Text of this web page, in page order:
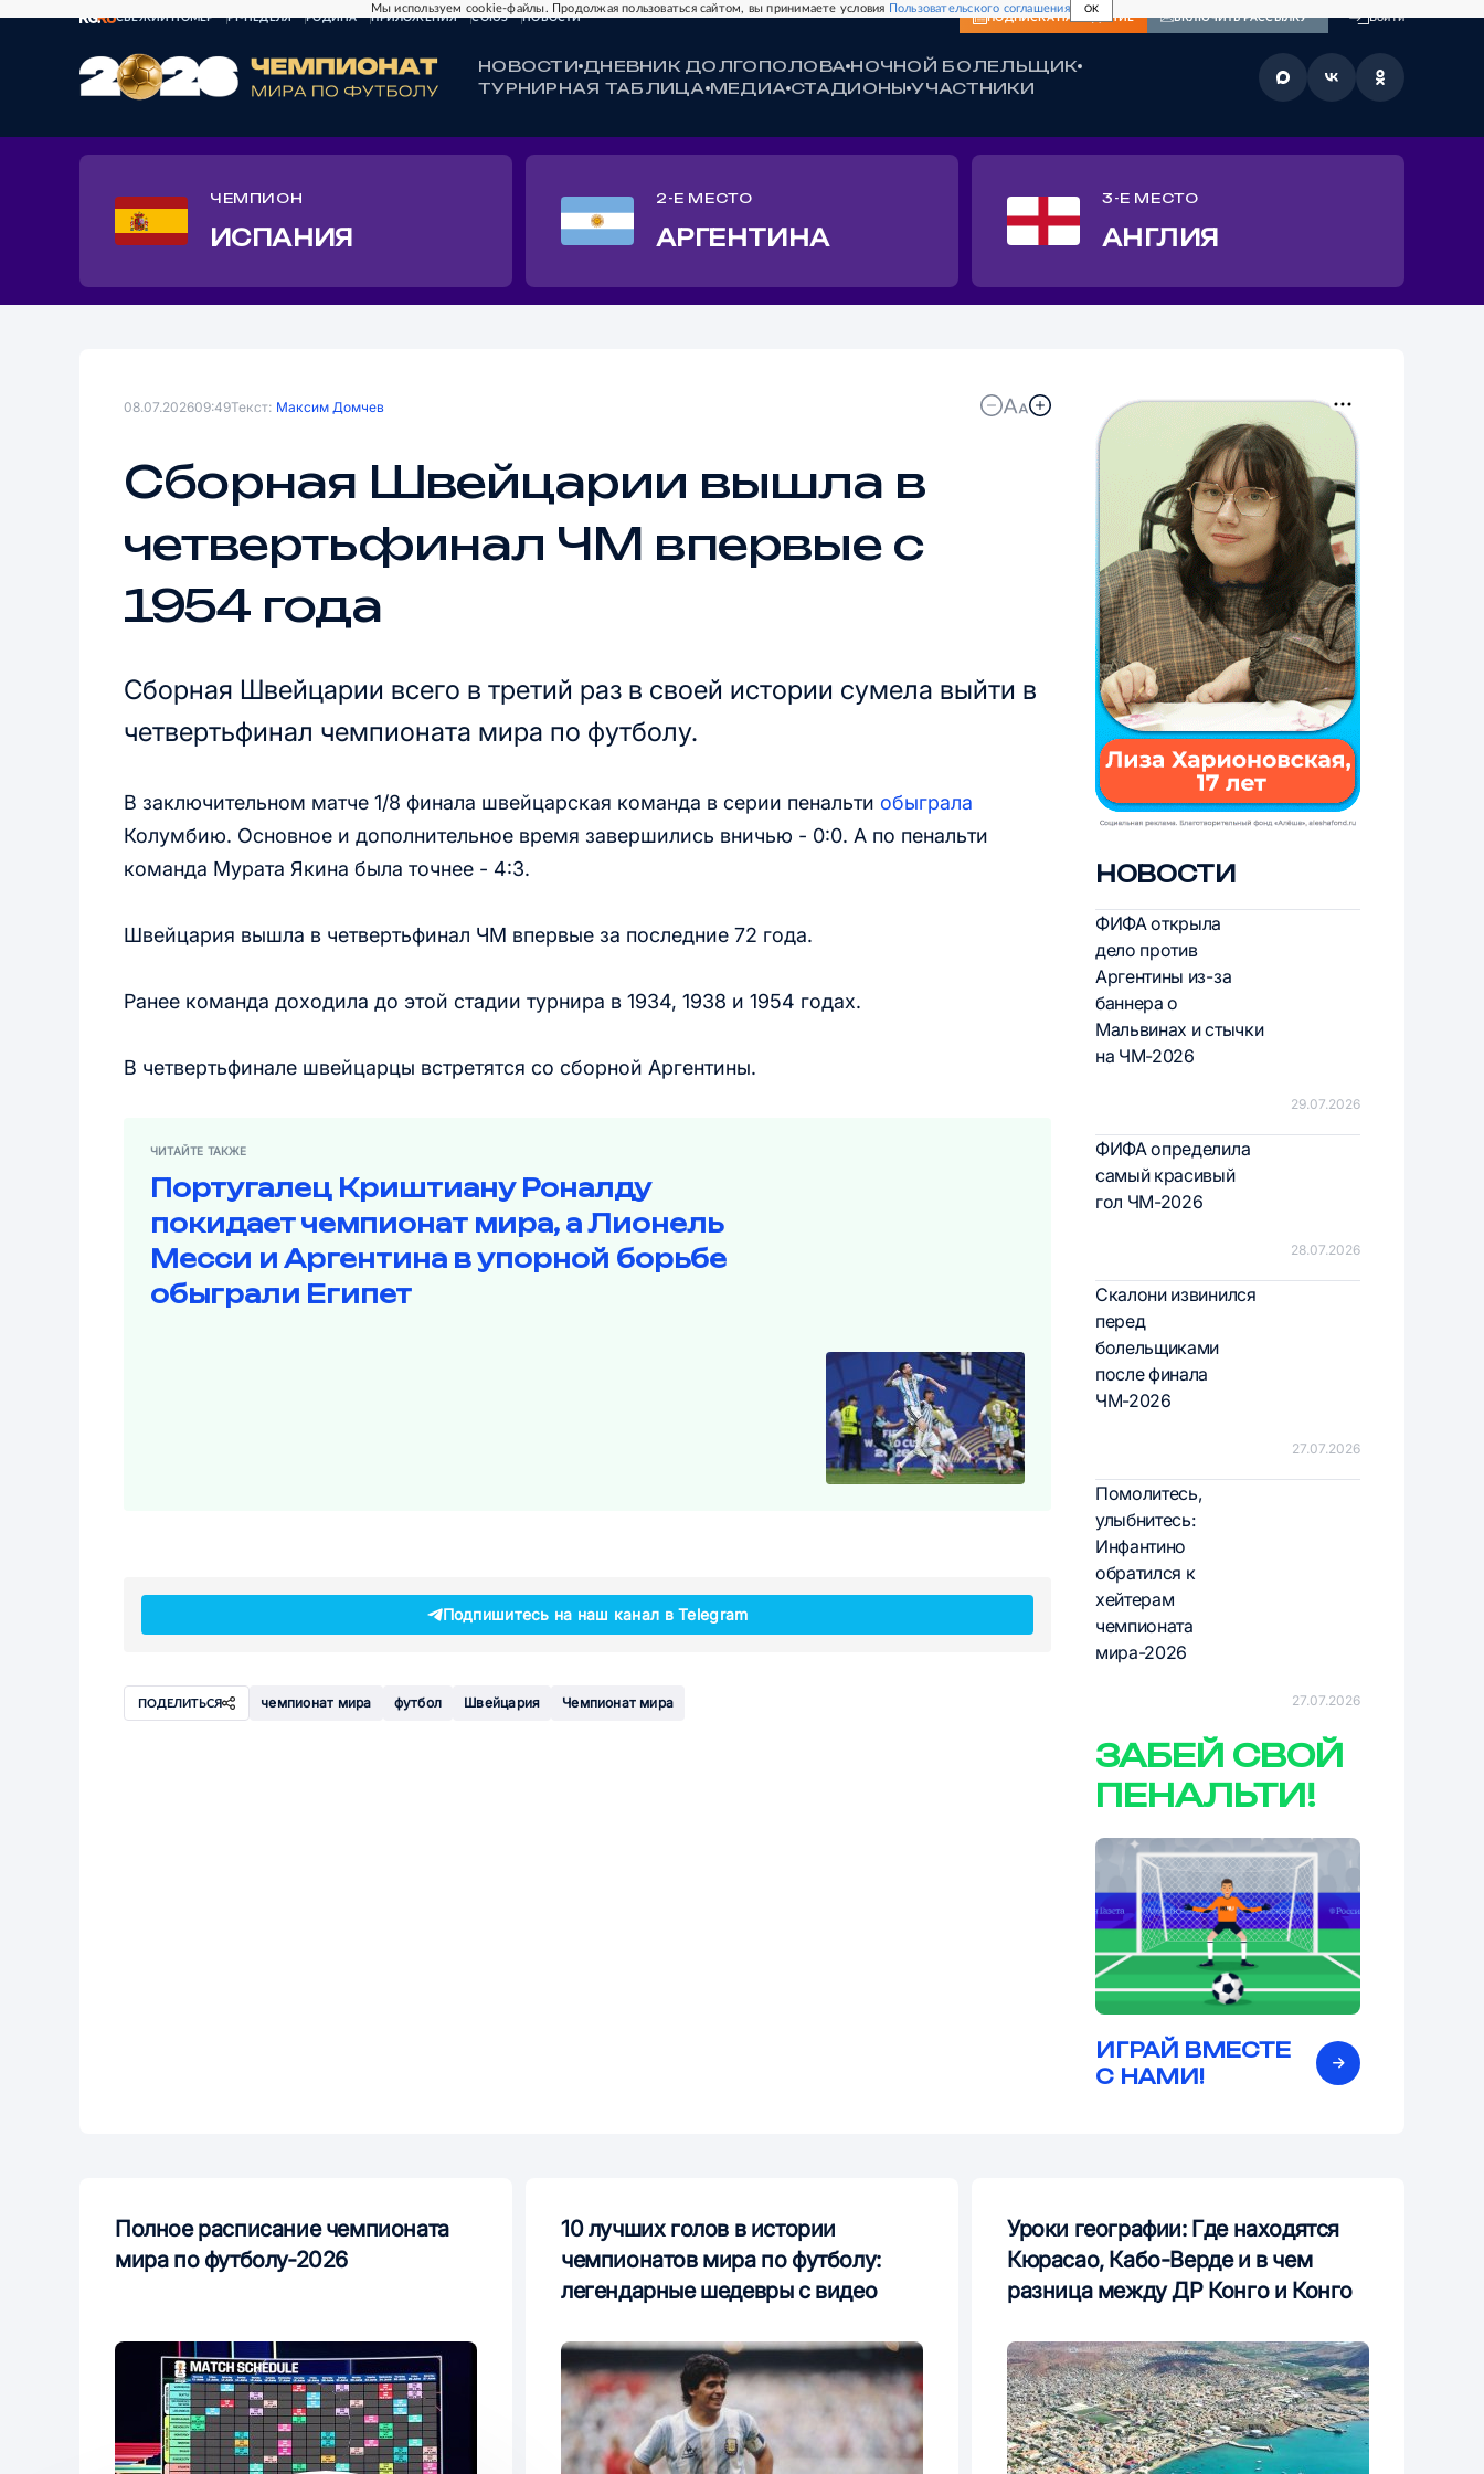
Мы используем cookie-файлы. Продолжая пользоваться сайтом, вы принимаете условия Пользовательского соглашения OK
СВЕЖИЙ НОМЕР РГ-НЕДЕЛЯ РОДИНА ПРИЛОЖЕНИЯ СОЮЗ НОВОСТИ ПОДПИСКА НА ИЗДАНИЕ ВКЛЮЧИТЬ РАССЫЛКУ Войти
НОВОСТИ ДНЕВНИК ДОЛГОПОЛОВА НОЧНОЙ БОЛЕЛЬЩИК
ТУРНИРНАЯ ТАБЛИЦА МЕДИА СТАДИОНЫ УЧАСТНИКИ
ЧЕМПИОН
ИСПАНИЯ
2-Е МЕСТО
АРГЕНТИНА
3-Е МЕСТО
АНГЛИЯ
08.07.202609:49Текст: Максим Домчев
Сборная Швейцарии вышла в
четвертьфинал ЧМ впервые с
1954 года
Сборная Швейцарии всего в третий раз в своей истории сумела выйти в
четвертьфинал чемпионата мира по футболу.
В заключительном матче 1/8 финала швейцарская команда в серии пенальти обыграла
Колумбию. Основное и дополнительное время завершились вничью - 0:0. А по пенальти
команда Мурата Якина была точнее - 4:3.
Швейцария вышла в четвертьфинал ЧМ впервые за последние 72 года.
Ранее команда доходила до этой стадии турнира в 1934, 1938 и 1954 годах.
В четвертьфинале швейцарцы встретятся со сборной Аргентины.
ЧИТАЙТЕ ТАКЖЕ
Португалец Криштиану Роналду
покидает чемпионат мира, а Лионель
Месси и Аргентина в упорной борьбе
обыграли Египет
Подпишитесь на наш канал в Telegram
ПОДЕЛИТЬСЯ чемпионат мира футбол Швейцария Чемпионат мира
НОВОСТИ
29.07.2026
ФИФА открыла
дело против
Аргентины из-за
баннера о
Мальвинах и стычки
на ЧМ-2026
28.07.2026
ФИФА определила
самый красивый
гол ЧМ-2026
27.07.2026
Скалони извинился
перед
болельщиками
после финала
ЧМ-2026
27.07.2026
Помолитесь,
улыбнитесь:
Инфантино
обратился к
хейтерам
чемпионата
мира-2026
ЗАБЕЙ СВОЙ
ПЕНАЛЬТИ!
ИГРАЙ ВМЕСТЕ
С НАМИ!
Полное расписание чемпионата
мира по футболу-2026
10 лучших голов в истории
чемпионатов мира по футболу:
легендарные шедевры с видео
Уроки географии: Где находятся
Кюрасао, Кабо-Верде и в чем
разница между ДР Конго и Конго